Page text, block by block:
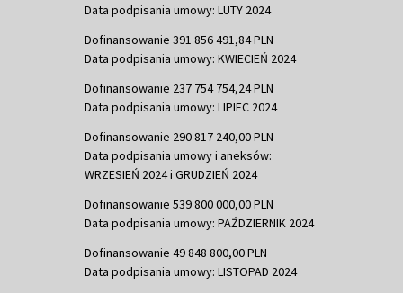
Data podpisania umowy: LUTY 2024
Dofinansowanie 391 856 491,84 PLN
Data podpisania umowy: KWIECIEŃ 2024
Dofinansowanie 237 754 754,24 PLN
Data podpisania umowy: LIPIEC 2024
Dofinansowanie 290 817 240,00 PLN
Data podpisania umowy i aneksów:
WRZESIEŃ 2024 i GRUDZIEŃ 2024
Dofinansowanie 539 800 000,00 PLN
Data podpisania umowy: PAŹDZIERNIK 2024
Dofinansowanie 49 848 800,00 PLN
Data podpisania umowy: LISTOPAD 2024